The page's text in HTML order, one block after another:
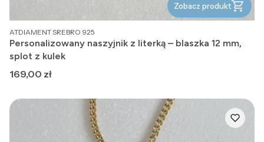
Zobacz produkt
PRODUCENT
ATDIAMENT SREBRO 925
Personalizowany naszyjnik z literką – blaszka 12 mm,
splot z kulek
Cena
169,00 zł